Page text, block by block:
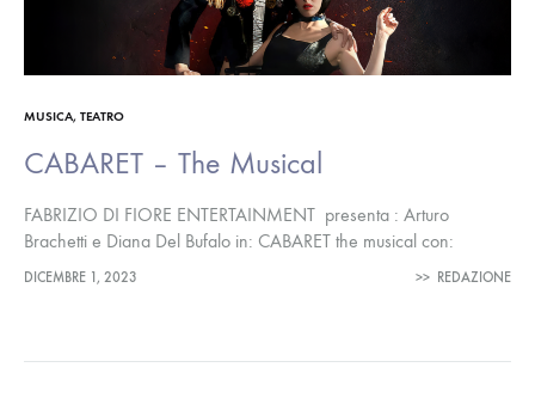
MUSICA, TEATRO
CABARET – The Musical
FABRIZIO DI FIORE ENTERTAINMENT presenta : Arturo
Brachetti e Diana Del Bufalo in: CABARET the musical con:
Cristian Catto, Clifford Bradshaw – Christine Grimandi, Fraulein
DICEMBRE 1, 2023 >> REDAZIONE